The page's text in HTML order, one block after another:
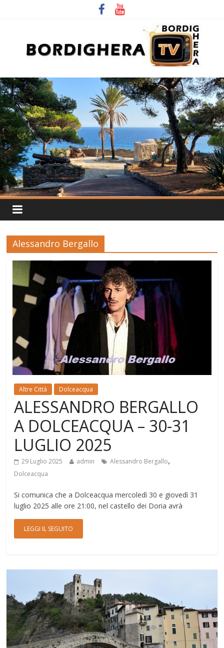
Alessandro Bergallo
Altre Città Dolceacqua
ALESSANDRO BERGALLO
A DOLCEACQUA – 30-31
LUGLIO 2025
29 Luglio 2025 admin Alessandro Bergallo,
Dolceacqua
Si comunica che a Dolceacqua mercoledì 30 e giovedì 31
luglio 2025 alle ore 21:00, nel castello dei Doria avrà
LEGGI IL SEGUITO